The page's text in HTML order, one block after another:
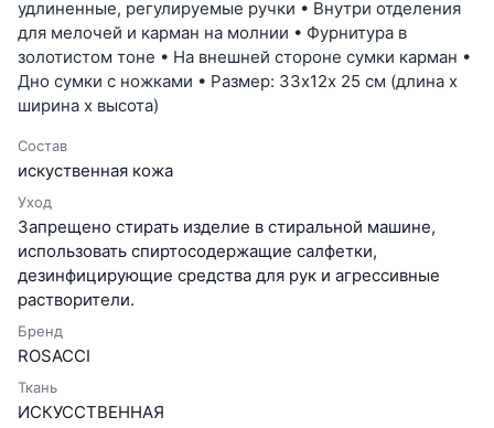
удлиненные, регулируемые ручки • Внутри отделения
для мелочей и карман на молнии • Фурнитура в
золотистом тоне • На внешней стороне сумки карман •
Дно сумки с ножками • Размер: 33х12х 25 см (длина х
ширина х высота)
Состав
искуственная кожа
Уход
Запрещено стирать изделие в стиральной машине,
использовать спиртосодержащие салфетки,
дезинфицирующие средства для рук и агрессивные
растворители.
Бренд
ROSACCI
Ткань
ИСКУССТВЕННАЯ